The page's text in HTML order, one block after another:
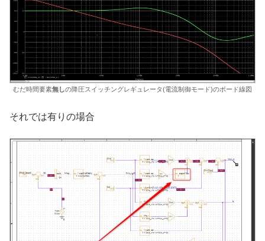
むだ時間要素無しの降圧スイッチングレギュレータ(電流制御モード)のボード線図
それでは有りの場合